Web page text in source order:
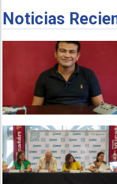
Noticias